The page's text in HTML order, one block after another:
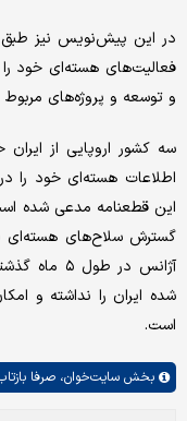
در این پیش‌نویس نیز طبق
فعالیت‌های هسته‌ای خود را
و توسعه و پروژه‌های
سه کشور اروپایی از
اطلاعات هسته‌ای خود را
این قطعنامه مدعی شده
گسترش سلاح‌های هسته‌ای
آژانس در
شده ایران را نداشته و
است.
بخش سایت‌خوان، صرفا